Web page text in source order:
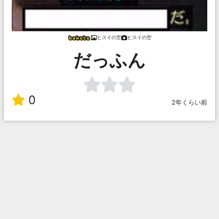
ヒスイの空 ヒスイの空
だっふん
0 2年くらい前